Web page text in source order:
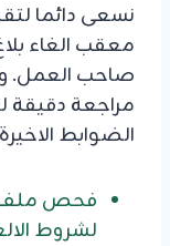
نسعى دائما
معقب الغاء
صاحب العمل.
مراجعة دقيقة
الضوابط
فحص ملف
لشروط